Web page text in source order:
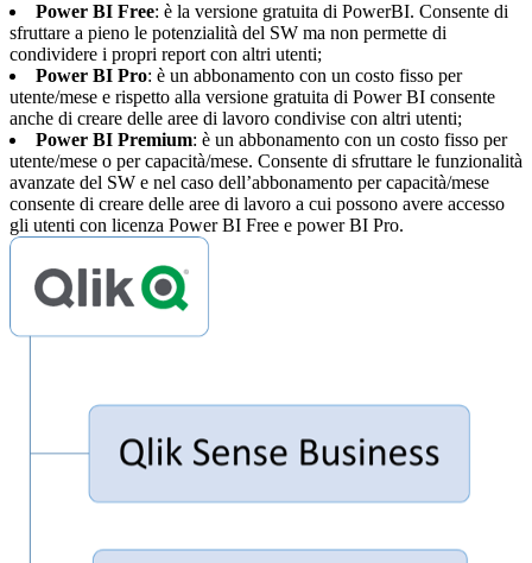
Power BI Free: è la versione gratuita di PowerBI. Consente di
sfruttare a pieno le potenzialità del SW ma non permette di
condividere i propri report con altri utenti;
Power BI Pro: è un abbonamento con un costo fisso per
utente/mese e rispetto alla versione gratuita di Power BI consente
anche di creare delle aree di lavoro condivise con altri utenti;
Power BI Premium: è un abbonamento con un costo fisso per
utente/mese o per capacità/mese. Consente di sfruttare le funzionalità
avanzate del SW e nel caso dell’abbonamento per capacità/mese
consente di creare delle aree di lavoro a cui possono avere accesso
gli utenti con licenza Power BI Free e power BI Pro.